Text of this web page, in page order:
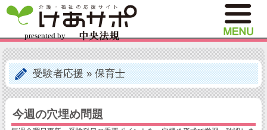
受験者応援»保育士
今週の穴埋め問題